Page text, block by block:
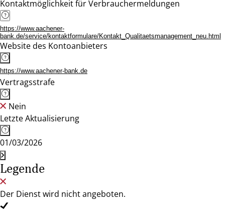
Kontaktmöglichkeit für Verbrauchermeldungen
https://www.aachener-
bank.de/service/kontaktformulare/Kontakt_Qualitaetsmanagement_neu.html
Website des Kontoanbieters
https://www.aachener-bank.de
Vertragsstrafe
Nein
Letzte Aktualisierung
01/03/2026
Legende
Der Dienst wird nicht angeboten.